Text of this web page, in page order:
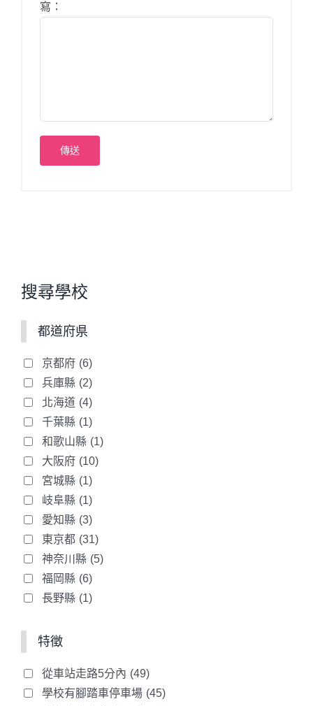
寫：
搜尋學校
都道府県
京都府 (6)
兵庫縣 (2)
北海道 (4)
千葉縣 (1)
和歌山縣 (1)
大阪府 (10)
宮城縣 (1)
岐阜縣 (1)
愛知縣 (3)
東京都 (31)
神奈川縣 (5)
福岡縣 (6)
長野縣 (1)
特徵
從車站走路5分內 (49)
學校有腳踏車停車場 (45)